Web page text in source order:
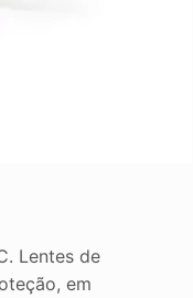
Lentes de
em